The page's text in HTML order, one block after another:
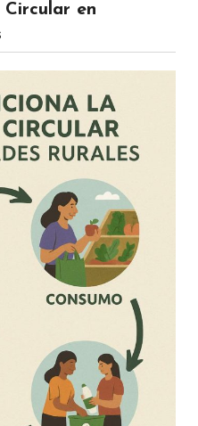
en